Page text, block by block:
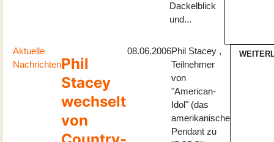
Dackelblick
und...
Aktuelle
NachrichtenPhil
Stacey
wechselt
von
08.06.2006Phil Stacey ,
Teilnehmer
von
"American-
Idol" (das
amerikanische
Pendant zu